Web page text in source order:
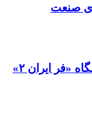
صنعت
تمدید مهلت ثبت‌نام دومین نمایشگاه «فر ایران ۲»